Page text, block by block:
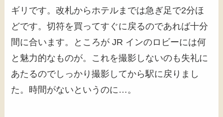
ギリです。改札からホテルまでは急ぎ足で2分ほ
どです。切符を買ってすぐに戻るのであれば十分
間に合います。ところが JR インのロビーには何
と魅力的なものが。これを撮影しないのも失礼に
あたるのでしっかり撮影してから駅に戻りまし
た。時間がないというのに…。